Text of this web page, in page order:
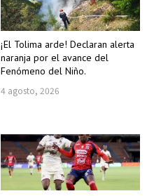
¡El Tolima arde! Declaran alerta
naranja por el avance del
Fenómeno del Niño.
4 agosto, 2026